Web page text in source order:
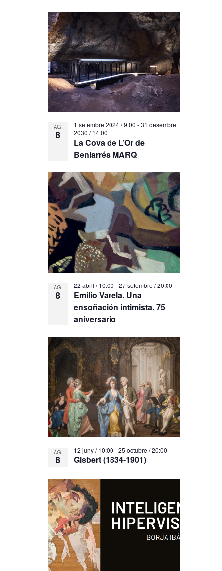
AG.
8
La Cova de L’Or de
Beniarrés MARQ
1 setembre 2024 / 9:00 -31 desembre
2030 / 14:00
AG.
8
Emilio Varela. Una
ensoñación intimista. 75
aniversario
22 abril / 10:00 -27 setembre / 20:00
AG.
8 Gisbert (1834-1901)
12 juny / 10:00 -25 octubre / 20:00